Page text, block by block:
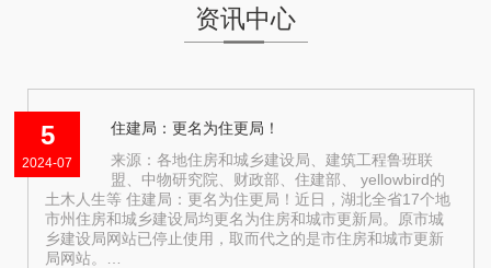
资讯中心
5
2024-07
住建局：更名为住更局！
来源：各地住房和城乡建设局、建筑工程鲁班联
盟、中物研究院、财政部、住建部、 yellowbird的
土木人生等 住建局：更名为住更局！近日，湖北全省17个地
市州住房和城乡建设局均更名为住房和城市更新局。原市城
乡建设局网站已停止使用，取而代之的是市住房和城市更新
局网站。…